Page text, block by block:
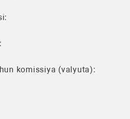
komissiya (valyuta):